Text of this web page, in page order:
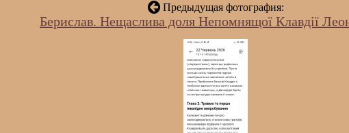
Предыдущая фотография:
Берислав. Нещаслива доля Непомнящої Клавдії